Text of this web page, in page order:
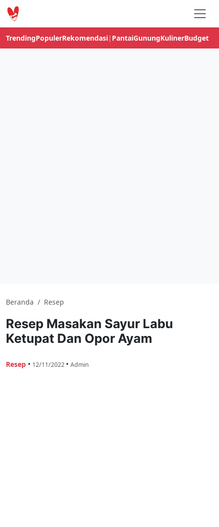
TrendingPopulerRekomendasi| PantaiGunungKulinerBudget
Beranda / Resep
Resep Masakan Sayur Labu
Ketupat Dan Opor Ayam
Resep • 12/11/2022 • Admin